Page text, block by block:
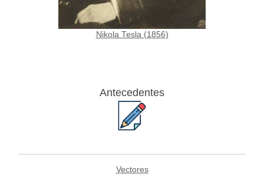
Nikola Tesla (1856)
Antecedentes
Vectores